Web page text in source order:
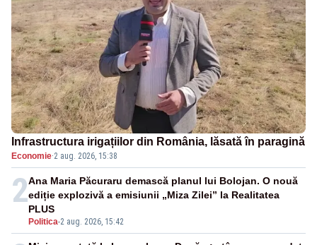
Infrastructura irigațiilor din România, lăsată în paragină
Economie·2 aug. 2026, 15:38
2
Politica-2 aug. 2026, 15:42
Ana Maria Păcuraru demască planul lui Bolojan. O nouă
ediție explozivă a emisiunii „Miza Zilei” la Realitatea
PLUS